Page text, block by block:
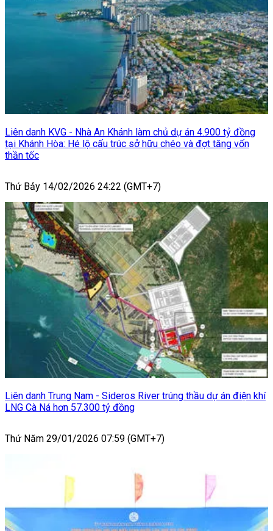
Liên danh KVG - Nhà An Khánh làm chủ dự án 4.900 tỷ đồng
tại Khánh Hòa: Hé lộ cấu trúc sở hữu chéo và đợt tăng vốn
thần tốc
Thứ Bảy 14/02/2026 24:22 (GMT+7)
Liên danh Trung Nam - Sideros River trúng thầu dự án điện khí
LNG Cà Ná hơn 57.300 tỷ đồng
Thứ Năm 29/01/2026 07:59 (GMT+7)